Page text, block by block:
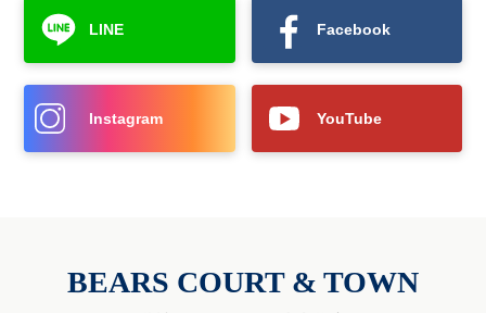
LINE Facebook
Instagram YouTube
BEARS COURT & TOWN